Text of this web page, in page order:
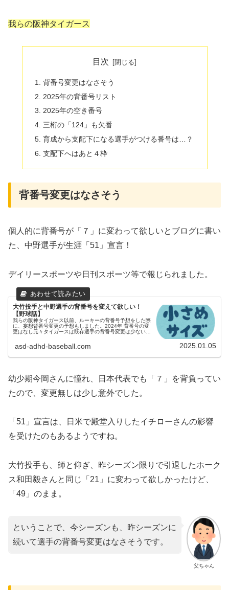
我らの阪神タイガース
目次
背番号変更はなさそう
2025年の背番号リスト
2025年の空き番号
三桁の「124」も欠番
育成から支配下になる選手がつける番号は…？
支配下へはあと４枠
背番号変更はなさそう
個人的に背番号が「７」に変わって欲しいとブログに書い
た、中野選手が生涯「51」宣言！
デイリースポーツや日刊スポーツ等で報じられました。
大竹投手と中野選手の背番号を変えて欲しい！
【野球話】
我らの阪神タイガース以前、ルーキーの背番号予想をした際
に、妄想背番号変更の予想もしました。2024年 背番号の変
更はなし元々タイガースは既存選手の背番号変更は少ない印
ん。ちなみに、去年も背...
asd-adhd-baseball.com 2025.01.05
幼少期今岡さんに憧れ、日本代表でも「７」を背負ってい
たので、変更無しは少し意外でした。
「51」宣言は、日米で殿堂入りしたイチローさんの影響
を受けたのもあるようですね。
大竹投手も、師と仰ぎ、昨シーズン限りで引退したホーク
ス和田毅さんと同じ「21」に変わって欲しかったけど、
「49」のまま。
父ちゃん
ということで、今シーズンも、昨シーズンに
続いて選手の背番号変更はなさそうです。